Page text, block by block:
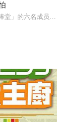
堂」的六名成员